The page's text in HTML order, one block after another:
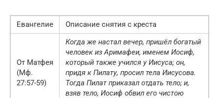
Евангелие Описание снятия с креста
От Матфея
(Мф.
27:57-59)
Когда же настал вечер, пришёл богатый
человек из Аримафеи, именем Иосиф,
который также учился у Иисуса; он,
придя к Пилату, просил тела Иисусова.
Тогда Пилат приказал отдать тело; и,
взяв тело, Иосиф обвил его чистою